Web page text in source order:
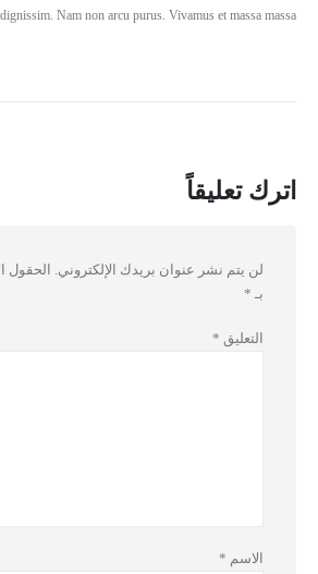
dignissim. Nam non arcu purus. Vivamus et massa massa.
اترك تعليقاً
لن يتم نشر عنوان بريدك الإلكتروني.
الحقول
بـ *
التعليق *
الاسم *